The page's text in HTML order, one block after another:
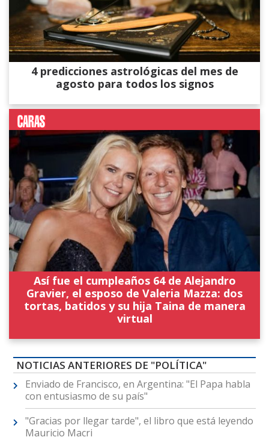
4 predicciones astrológicas del mes de
agosto para todos los signos
Así fue el cumpleaños 64 de Alejandro
Gravier, el esposo de Valeria Mazza: dos
tortas, batidos y su hija Taina de manera
virtual
NOTICIAS ANTERIORES DE "POLÍTICA"
Enviado de Francisco, en Argentina: "El Papa habla
con entusiasmo de su país"
"Gracias por llegar tarde", el libro que está leyendo
Mauricio Macri